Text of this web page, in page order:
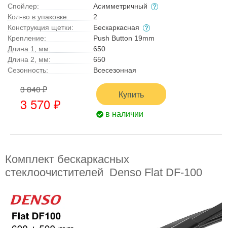
Спойлер:
Асимметричный
Кол-во в упаковке:
2
Конструкция щетки:
Бескаркасная
Крепление:
Push Button 19mm
Длина 1, мм:
650
Длина 2, мм:
650
Сезонность:
Всесезонная
3 840 ₽
3 570 ₽
Купить
в наличии
Комплект бескаркасных
стеклоочистителей Denso Flat DF-100